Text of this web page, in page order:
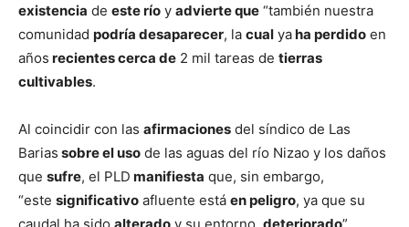
existencia de este río y advierte que “también nuestra
comunidad podría desaparecer, la cual yaha perdido en
años recientes cerca de 2 mil tareas de tierras
cultivables.
Al coincidir con las afirmaciones del síndico de Las
Barias sobre el uso de las aguas del río Nizao y los daños
que sufre, el PLD manifiesta que, sin embargo,
“este significativo afluente está en peligro, ya que su
caudal ha sido alterado y su entorno, deteriorado”,